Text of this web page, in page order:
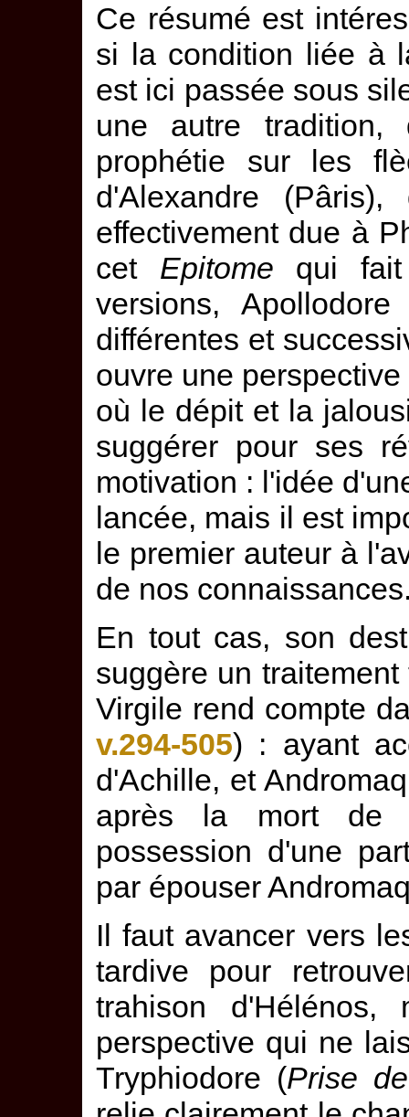
Ce résumé est
si la condition liée à
est ici passée sous
une autre
prophétie sur les
d'Alexandre
effectivement due à
cet Epitome qui fait
versions,
différentes et
ouvre une
où le dépit et la
suggérer pour ses
motivation : l'idée
lancée, mais il est
le premier auteur à
de nos
En tout cas, son
suggère un
Virgile rend compte
v.294-505) : ayant
d'Achille, et
après la mort de
possession d'une
par épouser
Il faut avancer vers
tardive pour
trahison
perspective qui ne
Tryphiodore (Prise